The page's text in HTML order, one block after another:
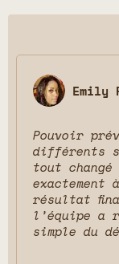
Emily
Pouvoir
différents
tout
résultat
l’équipe a
simple du